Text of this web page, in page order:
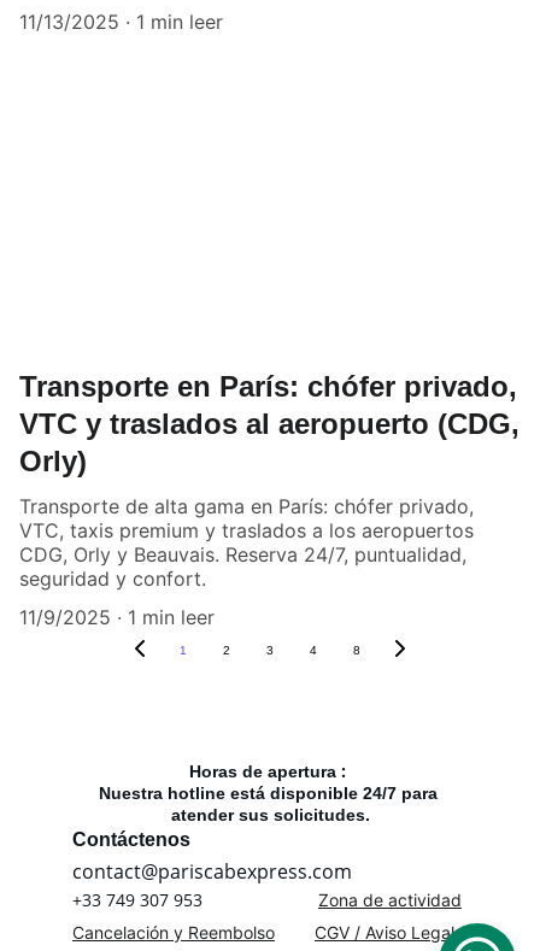
11/13/2025
1 min leer
Transporte en París: chófer privado,
VTC y traslados al aeropuerto (CDG,
Orly)
Transporte de alta gama en París: chófer privado,
VTC, taxis premium y traslados a los aeropuertos
CDG, Orly y Beauvais. Reserva 24/7, puntualidad,
seguridad y confort.
11/9/2025
1 min leer
1 2 3 4 8
Contáctenos
contact@pariscabexpress.com
Horas de apertura :
Nuestra hotline está disponible 24/7 para
atender sus solicitudes.
+33 749 307 953
CGV / Aviso Legal
Cancelación y Reembolso
Zona de actividad